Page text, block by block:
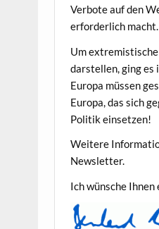
Ver­bote auf den
erforder­lich macht.
Um
darstellen, ging es
Europa müssen
Europa, das sich
Poli­tik einsetzen!
Weit­ere
Newsletter.
Ich wün­sche